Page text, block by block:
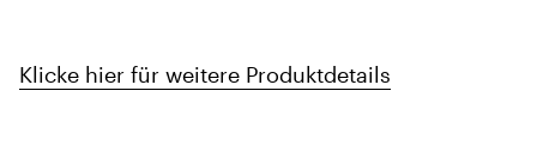
Klicke hier für weitere Produktdetails